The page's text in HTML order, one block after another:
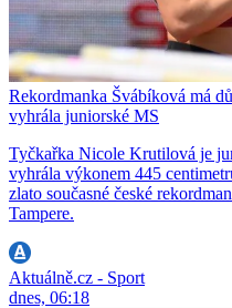
Rekordmanka Švábíková má
vyhrála juniorské MS
Tyčkařka Nicole Krutilová je
vyhrála výkonem 445
zlato současné české
Tampere.
Aktuálně.cz - Sport
dnes, 06:18